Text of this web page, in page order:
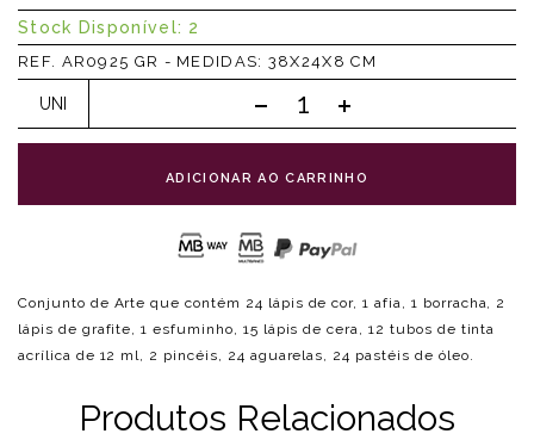
Stock Disponível: 2
REF. AR0925 GR - MEDIDAS: 38X24X8 CM
UNI
ADICIONAR AO CARRINHO
Conjunto de Arte que contém 24 lápis de cor, 1 afia, 1 borracha, 2
lápis de grafite, 1 esfuminho, 15 lápis de cera, 12 tubos de tinta
acrílica de 12 ml, 2 pincéis, 24 aguarelas, 24 pastéis de óleo.
Produtos Relacionados